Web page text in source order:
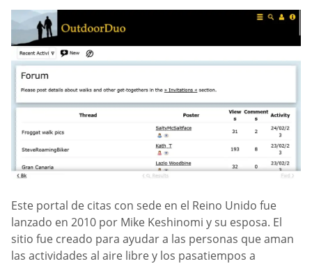
Este portal de citas con sede en el Reino Unido fue
lanzado en 2010 por Mike Keshinomi y su esposa. El
sitio fue creado para ayudar a las personas que aman
las actividades al aire libre y los pasatiempos a